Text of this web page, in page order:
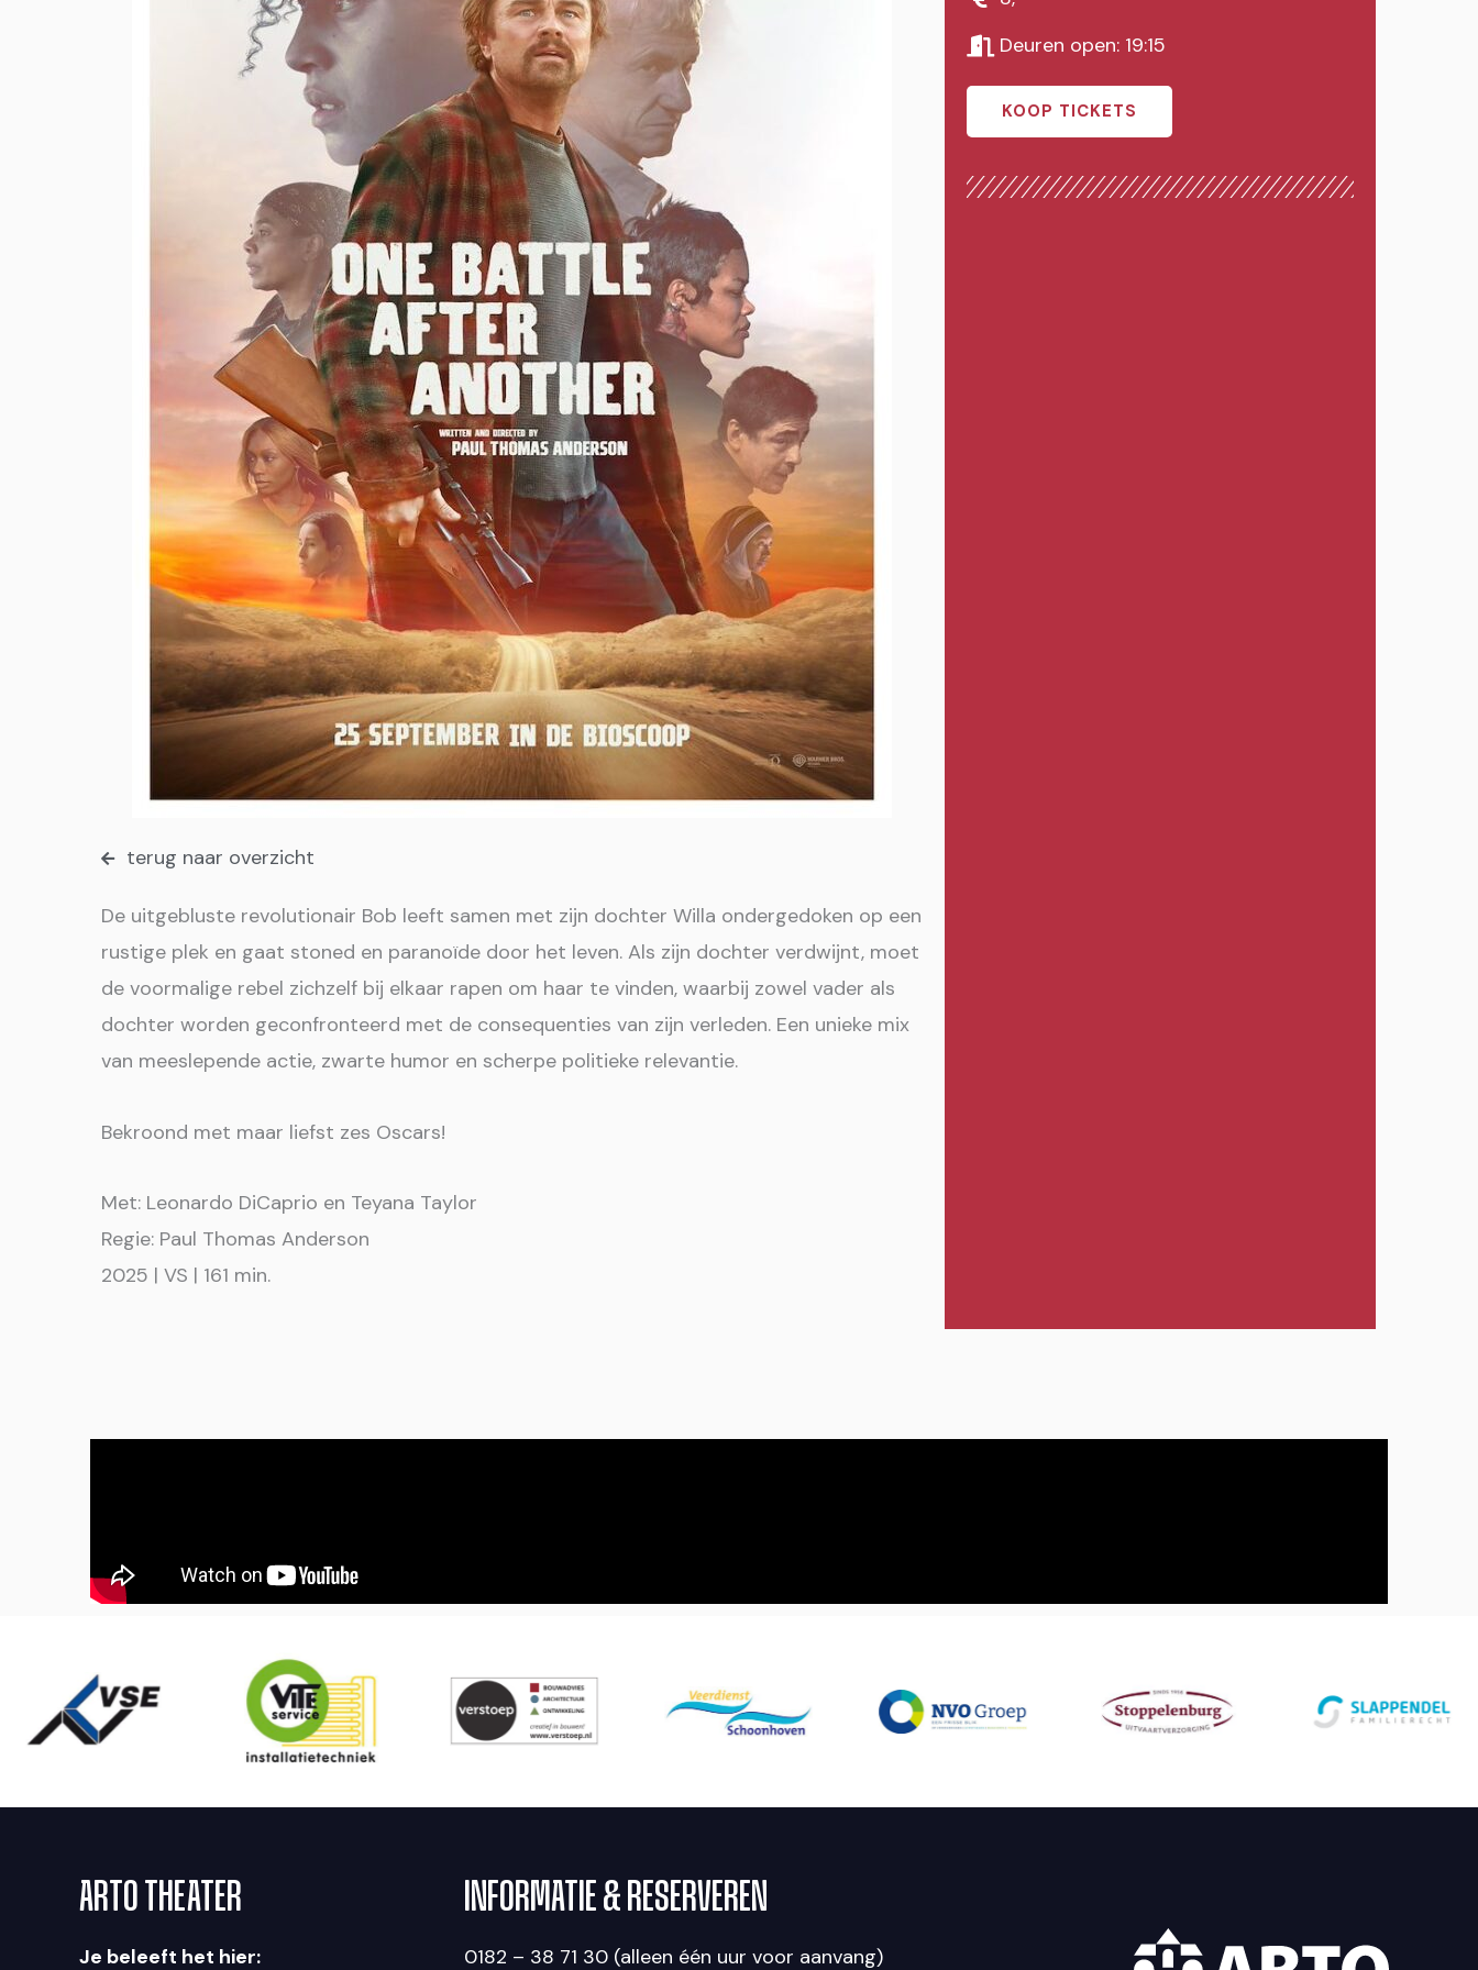
terug naar overzicht
De uitgebluste revolutionair Bob leeft samen met zijn dochter Willa ondergedoken op een
rustige plek en gaat stoned en paranoïde door het leven. Als zijn dochter verdwijnt, moet
de voormalige rebel zichzelf bij elkaar rapen om haar te vinden, waarbij zowel vader als
dochter worden geconfronteerd met de consequenties van zijn verleden. Een unieke mix
van meeslepende actie, zwarte humor en scherpe politieke relevantie.
Bekroond met maar liefst zes Oscars!
Met: Leonardo DiCaprio en Teyana Taylor
Regie: Paul Thomas Anderson
2025 | VS | 161 min.
Deuren open: 19:15
KOOP TICKETS
ARTO THEATER
Je beleeft het hier:
INFORMATIE & RESERVEREN
0182 – 38 71 30 (alleen één uur voor aanvang)